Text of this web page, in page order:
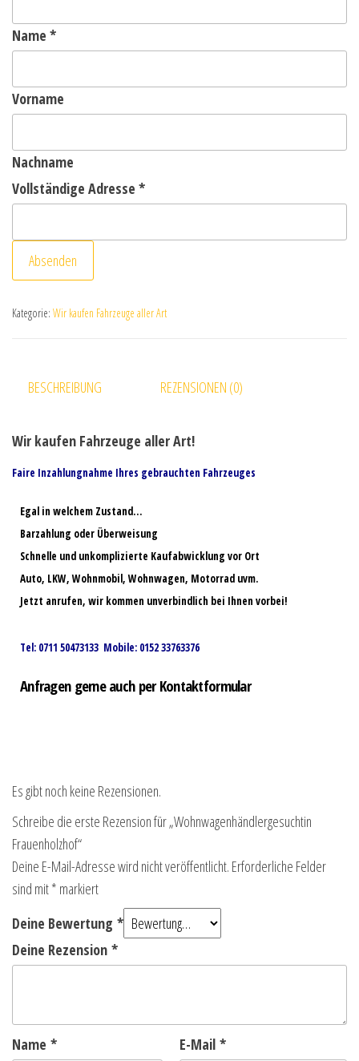
Name *
Vorname
Nachname
Vollständige Adresse *
Absenden
Kategorie: Wir kaufen Fahrzeuge aller Art
BESCHREIBUNG REZENSIONEN (0)
Wir kaufen Fahrzeuge aller Art!
Faire Inzahlungnahme Ihres gebrauchten Fahrzeuges
Egal in welchem Zustand…
Barzahlung oder Überweisung
Schnelle und unkomplizierte Kaufabwicklung vor Ort
Auto, LKW, Wohnmobil, Wohnwagen, Motorrad uvm.
Jetzt anrufen, wir kommen unverbindlich bei Ihnen vorbei!
Tel: 0711 50473133 Mobile: 0152 33763376
Anfragen gerne auch per Kontaktformular
Es gibt noch keine Rezensionen.
Schreibe die erste Rezension für „Wohnwagenhändlergesuchtin
Frauenholzhof“
Deine E-Mail-Adresse wird nicht veröffentlicht. Erforderliche Felder
sind mit* markiert
Deine Bewertung *
Deine Rezension *
Name * E-Mail *